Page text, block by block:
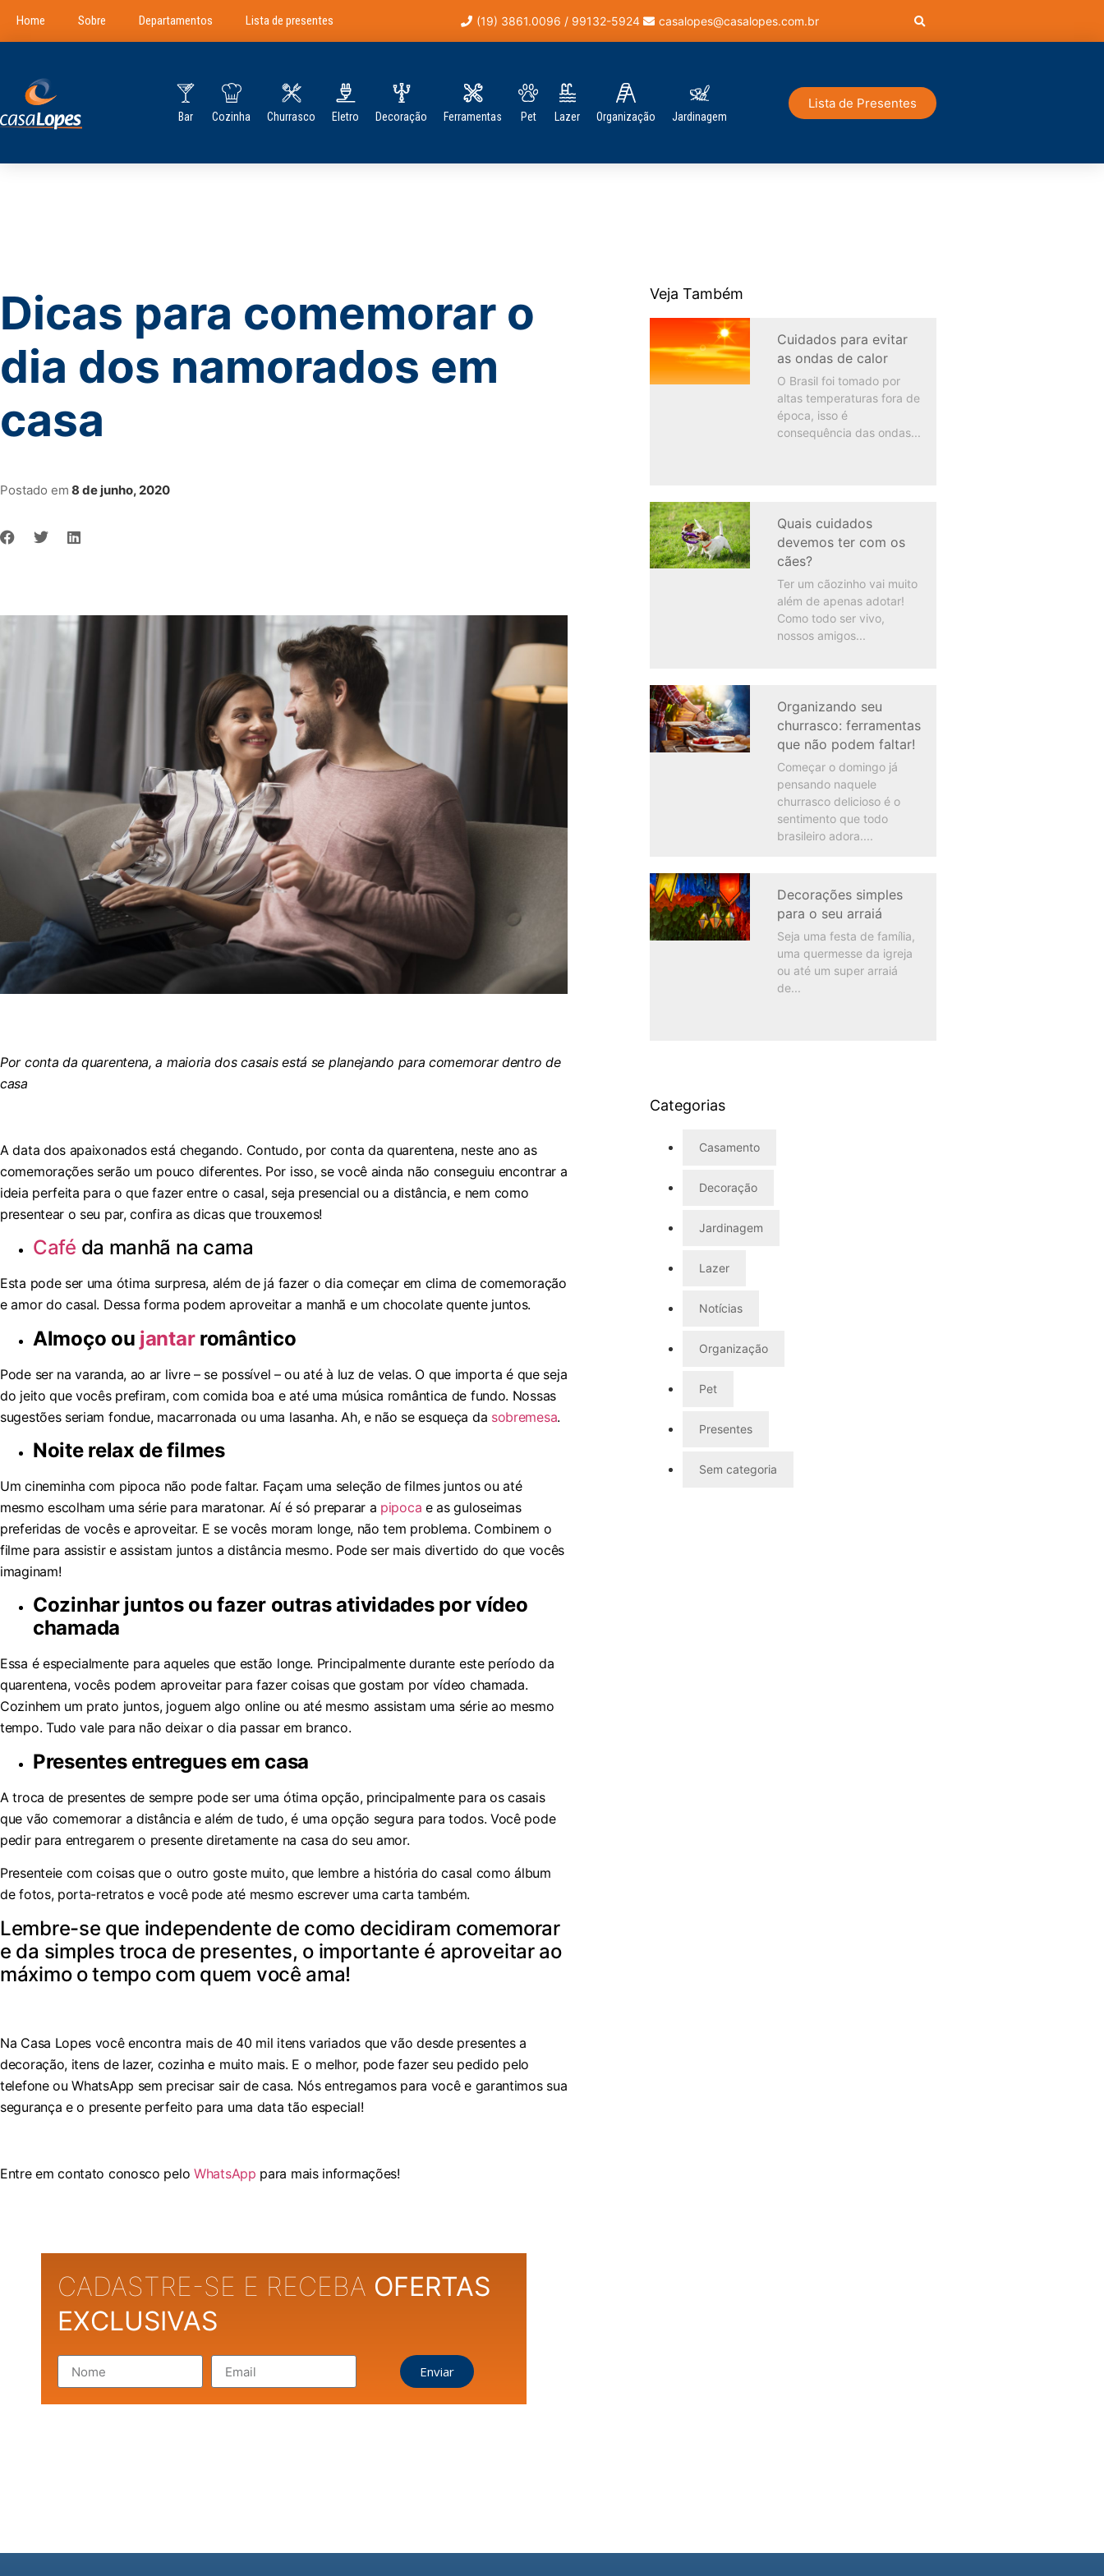
Home Sobre Departamentos Lista de presentes (19) 3861.0096 / 99132-5924 casalopes@casalopes.com.br
Bar Cozinha Churrasco Eletro Decoração Ferramentas Pet Lazer Organização Jardinagem
Lista de Presentes
Dicas para comemorar o
dia dos namorados em
casa
Postado em 8 de junho, 2020
Por conta da quarentena, a maioria dos casais está se planejando para comemorar dentro de
casa
A data dos apaixonados está chegando. Contudo, por conta da quarentena, neste ano as
comemorações serão um pouco diferentes. Por isso, se você ainda não conseguiu encontrar a
ideia perfeita para o que fazer entre o casal, seja presencial ou a distância, e nem como
presentear o seu par, confira as dicas que trouxemos!
Café da manhã na cama
Esta pode ser uma ótima surpresa, além de já fazer o dia começar em clima de comemoração
e amor do casal. Dessa forma podem aproveitar a manhã e um chocolate quente juntos.
Almoço ou jantarromântico
Pode ser na varanda, ao ar livre – se possível – ou até à luz de velas. O que importa é que seja
do jeito que vocês prefiram, com comida boa e até uma música romântica de fundo. Nossas
sugestões seriam fondue, macarronada ou uma lasanha. Ah, e não se esqueça da sobremesa.
Noite relax de filmes
Um cineminha com pipoca não pode faltar. Façam uma seleção de filmes juntos ou até
mesmo escolham uma série para maratonar. Aí é só preparar a pipoca e as guloseimas
preferidas de vocês e aproveitar. E se vocês moram longe, não tem problema. Combinem o
filme para assistir e assistam juntos a distância mesmo. Pode ser mais divertido do que vocês
imaginam!
Cozinhar juntos ou fazer outras atividades por vídeo
chamada
Essa é especialmente para aqueles que estão longe. Principalmente durante este período da
quarentena, vocês podem aproveitar para fazer coisas que gostam por vídeo chamada.
Cozinhem um prato juntos, joguem algo online ou até mesmo assistam uma série ao mesmo
tempo. Tudo vale para não deixar o dia passar em branco.
Presentes entregues em casa
A troca de presentes de sempre pode ser uma ótima opção, principalmente para os casais
que vão comemorar a distância e além de tudo, é uma opção segura para todos. Você pode
pedir para entregarem o presente diretamente na casa do seu amor.
Presenteie com coisas que o outro goste muito, que lembre a história do casal como álbum
de fotos, porta-retratos e você pode até mesmo escrever uma carta também.
Lembre-se que independente de como decidiram comemorar
e da simples troca de presentes, o importante é aproveitar ao
máximo o tempo com quem você ama!
Na Casa Lopes você encontra mais de 40 mil itens variados que vão desde presentes a
decoração, itens de lazer, cozinha e muito mais. E o melhor, pode fazer seu pedido pelo
telefone ou WhatsApp sem precisar sair de casa. Nós entregamos para você e garantimos sua
segurança e o presente perfeito para uma data tão especial!
Entre em contato conosco pelo WhatsApp para mais informações!
CADASTRE-SE E RECEBA OFERTAS
EXCLUSIVAS
Enviar
Veja Também
Cuidados para evitar
as ondas de calor
O Brasil foi tomado por
altas temperaturas fora de
época, isso é
consequência das ondas
Quais cuidados
devemos ter com os
cães?
Ter um cãozinho vai muito
além de apenas adotar!
Como todo ser vivo,
nossos amigos
Organizando seu
churrasco: ferramentas
que não podem faltar!
Começar o domingo já
pensando naquele
churrasco delicioso é o
sentimento que todo
brasileiro adora.
Decorações simples
para o seu arraiá
Seja uma festa de família,
uma quermesse da igreja
ou até um super arraiá
de
Categorias
Casamento
Decoração
Jardinagem
Lazer
Notícias
Organização
Pet
Presentes
Sem categoria